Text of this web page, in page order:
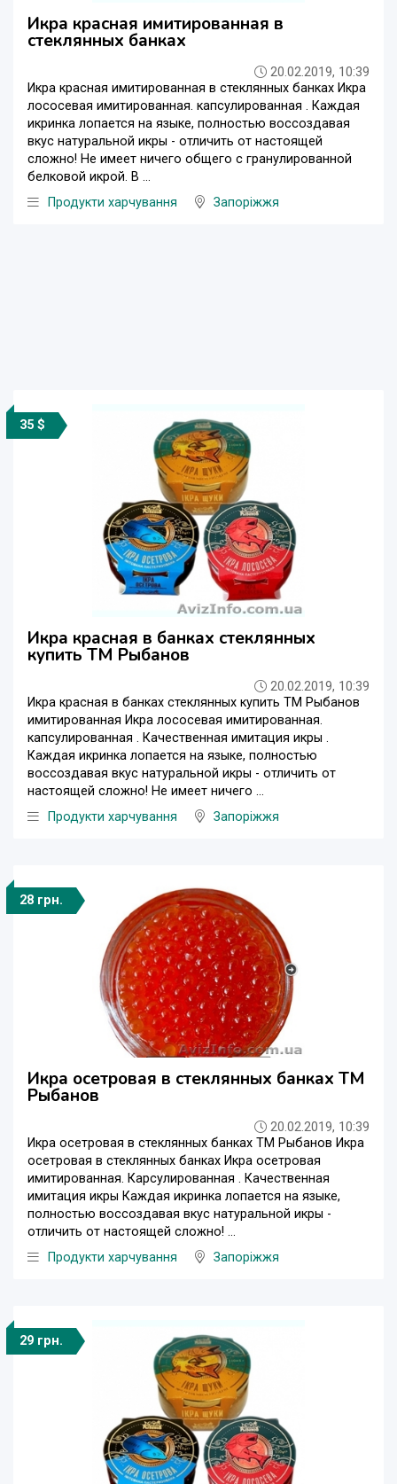
Икра красная имитированная в
стеклянных банках
20.02.2019, 10:39
Икра красная имитированная в стеклянных банках Икра
лососевая имитированная. капсулированная . Каждая
икринка лопается на языке, полностью воссоздавая
вкус натуральной икры - отличить от настоящей
сложно! Не имеет ничего общего с гранулированной
белковой икрой. В ...
Продукти харчування
Запоріжжя
35 $
Икра красная в банках стеклянных
купить ТМ Рыбанов
20.02.2019, 10:39
Икра красная в банках стеклянных купить ТМ Рыбанов
имитированная Икра лососевая имитированная.
капсулированная . Качественная имитация икры .
Каждая икринка лопается на языке, полностью
воссоздавая вкус натуральной икры - отличить от
настоящей сложно! Не имеет ничего ...
Продукти харчування
Запоріжжя
28 грн.
Икра осетровая в стеклянных банках ТМ
Рыбанов
20.02.2019, 10:39
Икра осетровая в стеклянных банках ТМ Рыбанов Икра
осетровая в стеклянных банках Икра осетровая
имитированная. Карсулированная . Качественная
имитация икры Каждая икринка лопается на языке,
полностью воссоздавая вкус натуральной икры -
отличить от настоящей сложно! ...
Продукти харчування
Запоріжжя
29 грн.